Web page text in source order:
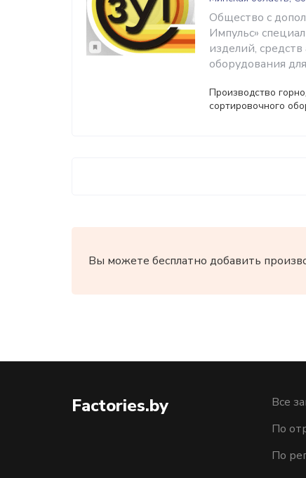
Общество с
Импульс»
изделий,
оборудования
Производство
сортировочного
Вы можете бесплатно добавить
Factories.by
Все
По
По